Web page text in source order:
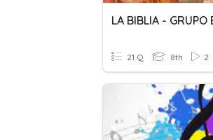
LA BIBLIA - GRUPO
21 Q 8th 2